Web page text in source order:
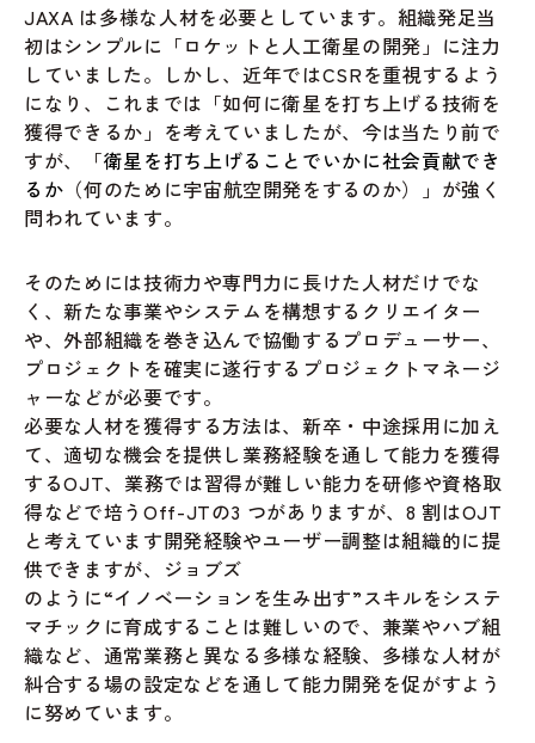
JAXA は多様な人材を必要としています。組織発足当
初はシンプルに「ロケットと人工衛星の開発」に注力
していました。しかし、近年ではCSRを重視するよう
になり、これまでは「如何に衛星を打ち上げる技術を
獲得できるか」を考えていましたが、今は当たり前で
すが、「衛星を打ち上げることでいかに社会貢献でき
るか （何のために宇宙航空開発をするのか）」が強く
問われています。
そのためには技術力や専門力に長けた人材だけでな
く、新たな事業やシステムを構想するクリエイター
や、外部組織を巻き込んで協働するプロデューサー、
プロジェクトを確実に遂行するプロジェクトマネージ
ャーなどが必要です。
必要な人材を獲得する方法は、新卒・中途採用に加え
て、適切な機会を提供し業務経験を通して能力を獲得
するOJT、業務では習得が難しい能力を研修や資格取
得などで培うOff-JTの3 つがありますが、8 割はOJT
と考えています開発経験やユーザー調整は組織的に提
供できますが、ジョブズ
のように“イノベーションを生み出す”スキルをシステ
マチックに育成することは難しいので、兼業やハブ組
織など、通常業務と異なる多様な経験、多様な人材が
糾合する場の設定などを通して能力開発を促がすよう
に努めています。